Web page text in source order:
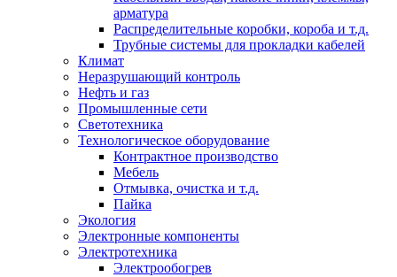
арматура
Распределительные коробки, короба и т.д.
Трубные системы для прокладки кабелей
Климат
Неразрушающий контроль
Нефть и газ
Промышленные сети
Светотехника
Технологическое оборудование
Контрактное производство
Мебель
Отмывка, очистка и т.д.
Пайка
Экология
Электронные компоненты
Электротехника
Электрообогрев